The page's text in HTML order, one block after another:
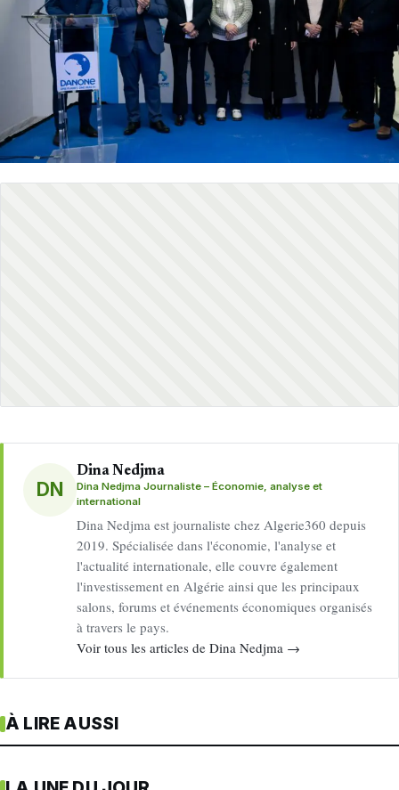
DN
Dina Nedjma
Dina Nedjma Journaliste – Économie, analyse et
international
Dina Nedjma est journaliste chez Algerie360 depuis
2019. Spécialisée dans l'économie, l'analyse et
l'actualité internationale, elle couvre également
l'investissement en Algérie ainsi que les principaux
salons, forums et événements économiques organisés
à travers le pays.
Voir tous les articles de Dina Nedjma →
À LIRE AUSSI